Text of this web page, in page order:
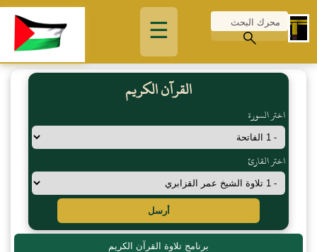
☰
القرآن الكريم
اختر السورة
اختر القارئ
أرسل
برنامج تلاوة القرآن الكريم